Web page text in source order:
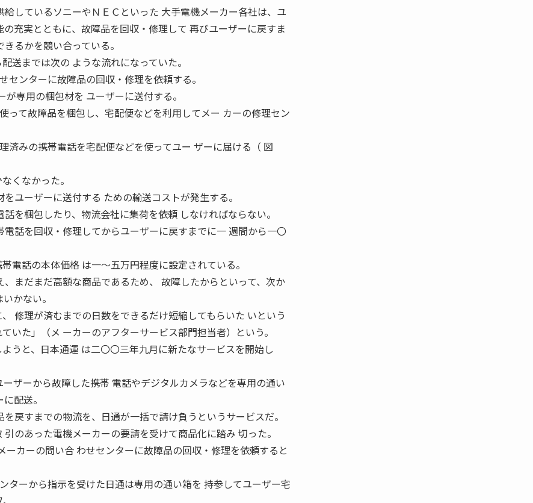
しているソニーやＮＥＣといった 大手電機メーカー各社は、ユ
充実とともに、故障品を回収・修理して 再びユーザーに戻すま
るかを競い合っている。
送までは次の ような流れになっていた。
センターに故障品の回収・修理を依頼する。
専用の梱包材を ユーザーに送付する。
って故障品を梱包し、宅配便などを利用してメー カーの修理セン
済みの携帯電話を宅配便などを使ってユー ザーに届ける（ 図
くなかった。
ユーザーに送付する ための輸送コストが発生する。
を梱包したり、物流会社に集荷を依頼 しなければならない。
話を回収・修理してからユーザーに戻すまでに一 週間から一〇
電話の本体価格 は一〜五万円程度に設定されている。
まだまだ高額な商品であるため、 故障したからといって、次か
かない。
修理が済むまでの日数をできるだけ短縮してもらいた いという
いた」（メ ーカーのアフターサービス部門担当者）という。
うと、日本通運 は二〇〇三年九月に新たなサービスを開始し
ザーから故障した携帯 電話やデジタルカメラなどを専用の通い
配送。
戻すまでの物流を、日通が一括で請け負うというサービスだ。
のあった電機メーカーの要請を受けて商品化に踏み 切った。
ーカーの問い合 わせセンターに故障品の回収・修理を依頼すると
ターから指示を受けた日通は専用の通い箱を 持参してユーザー宅